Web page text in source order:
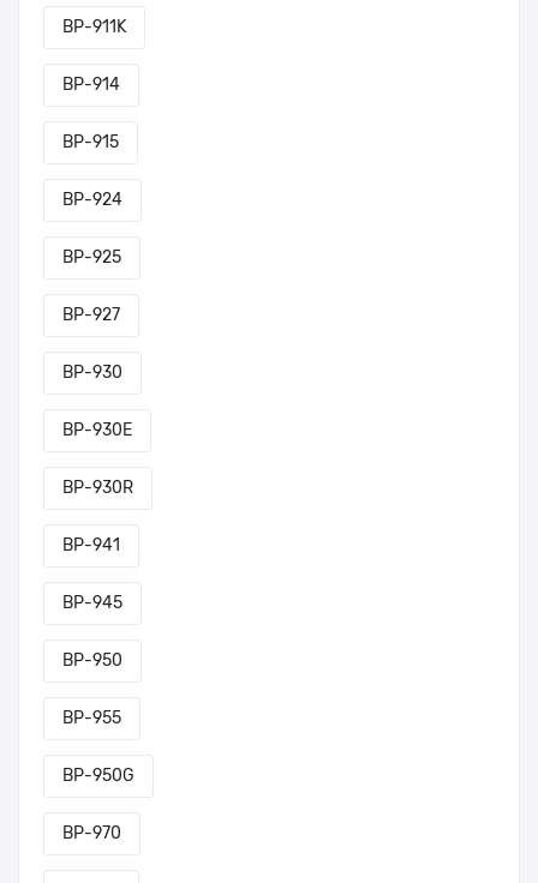
BP-911K
BP-914
BP-915
BP-924
BP-925
BP-927
BP-930
BP-930E
BP-930R
BP-941
BP-945
BP-950
BP-955
BP-950G
BP-970